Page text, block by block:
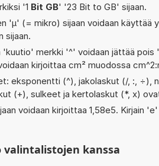
'1 Bit GB' '23 Bit to GB' sijaan.
'µ' (= mikro) sijaan voidaan käyttää
sijaan.
'kuutio' merkki '^' voidaan jättää pois
kirjoittaa cm² muodossa
eksponentti (^), jakolaskut (/, :, ÷),
(+), sulkeet ja kertolaskut (*, x)
voidaan kirjoittaa 1,58e5. Kirjain
kanssa